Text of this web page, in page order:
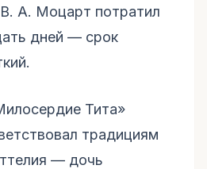
А. Моцарт потратил
дней — срок
Тита»
традициям
— дочь